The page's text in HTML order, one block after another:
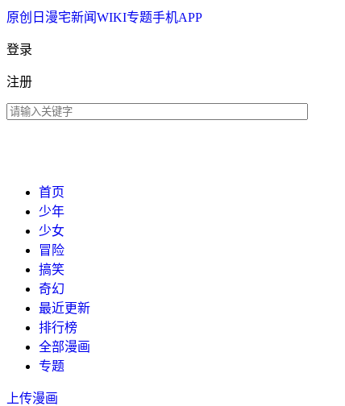
原创 日漫宅新闻WIKI专题手机APP
登录
注册
首页
少年
少女
冒险
搞笑
奇幻
最近更新
排行榜
全部漫画
专题
上传漫画